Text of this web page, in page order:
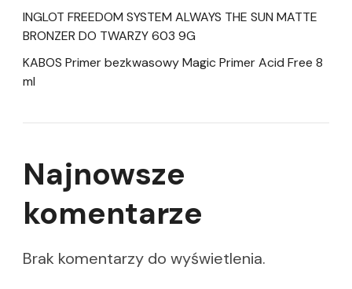
INGLOT FREEDOM SYSTEM ALWAYS THE SUN MATTE
BRONZER DO TWARZY 603 9G
KABOS Primer bezkwasowy Magic Primer Acid Free 8
ml
Najnowsze
komentarze
Brak komentarzy do wyświetlenia.